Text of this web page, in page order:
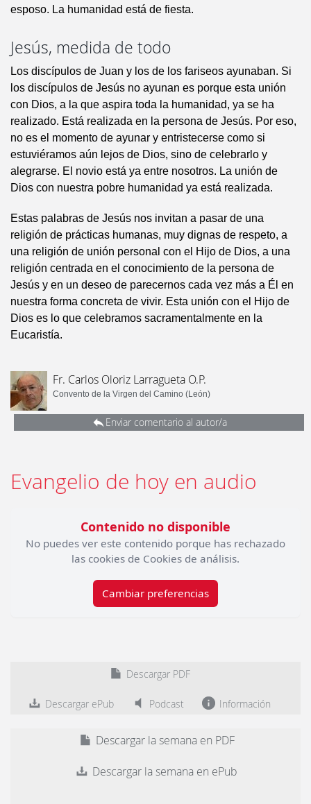
esposo. La humanidad está de fiesta.
Jesús, medida de todo
Los discípulos de Juan y los de los fariseos ayunaban. Si
los discípulos de Jesús no ayunan es porque esta unión
con Dios, a la que aspira toda la humanidad, ya se ha
realizado. Está realizada en la persona de Jesús. Por eso,
no es el momento de ayunar y entristecerse como si
estuviéramos aún lejos de Dios, sino de celebrarlo y
alegrarse. El novio está ya entre nosotros. La unión de
Dios con nuestra pobre humanidad ya está realizada.
Estas palabras de Jesús nos invitan a pasar de una
religión de prácticas humanas, muy dignas de respeto, a
una religión de unión personal con el Hijo de Dios, a una
religión centrada en el conocimiento de la persona de
Jesús y en un deseo de parecernos cada vez más a Él en
nuestra forma concreta de vivir. Esta unión con el Hijo de
Dios es lo que celebramos sacramentalmente en la
Eucaristía.
Fr. Carlos Oloriz Larragueta O.P.
Convento de la Virgen del Camino (León)
Enviar comentario al autor/a
Evangelio de hoy en audio
Contenido no disponible
No puedes ver este contenido porque has rechazado
las cookies de Cookies de análisis.
Cambiar preferencias
Descargar PDF
Descargar ePub Podcast Información
Descargar la semana en PDF
Descargar la semana en ePub